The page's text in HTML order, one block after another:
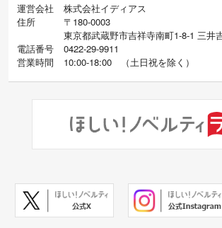
運営会社
株式会社イディアス
住所
〒180-0003
東京都武蔵野市吉祥寺南町1-8-1 三井
電話番号
0422-29-9911
営業時間
10:00-18:00 （土日祝を除く）